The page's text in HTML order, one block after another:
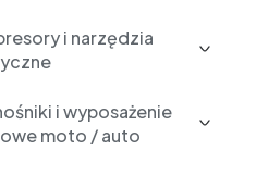
i narzędzia
i wyposażenie
moto / auto